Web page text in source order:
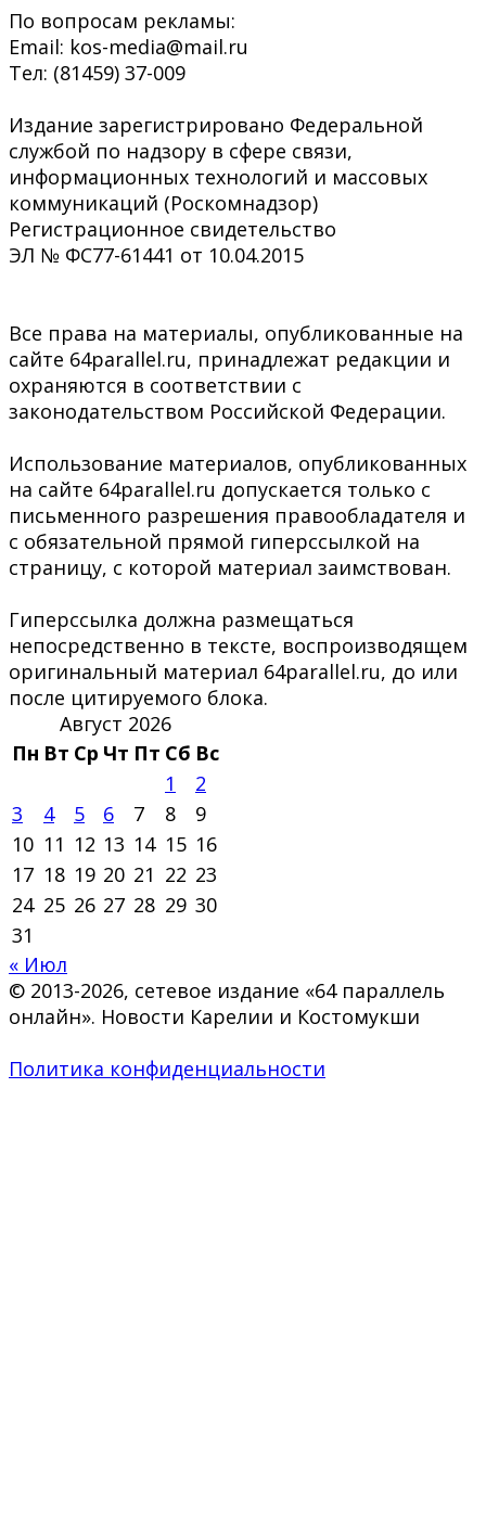
По вопросам рекламы:
Email: kos-media@mail.ru
Тел: (81459) 37-009
Издание зарегистрировано Федеральной
службой по надзору в сфере связи,
информационных технологий и массовых
коммуникаций (Роскомнадзор)
Регистрационное свидетельство
ЭЛ № ФС77-61441 от 10.04.2015
Все права на материалы, опубликованные на
сайте 64parallel.ru, принадлежат редакции и
охраняются в соответствии с
законодательством Российской Федерации.
Использование материалов, опубликованных
на сайте 64parallel.ru допускается только с
письменного разрешения правообладателя и
с обязательной прямой гиперссылкой на
страницу, с которой материал заимствован.
Гиперссылка должна размещаться
непосредственно в тексте, воспроизводящем
оригинальный материал 64parallel.ru, до или
после цитируемого блока.
Август 2026
Пн Вт Ср Чт Пт Сб Вс
1
2
3
4 5 6 7 8
9
10 11 12 13 14 15 16
17 18 19 20 21 22 23
24 25 26 27 28 29 30
31
« Июл
© 2013-2026, сетевое издание «64 параллель
онлайн». Новости Карелии и Костомукши
Политика конфиденциальности